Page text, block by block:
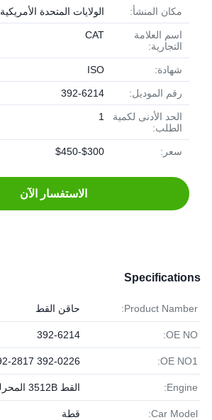
مكان المنشأ: الولايات المتحدة الأمريكية
اسم العلامة
التجارية:
CAT
شهادة: ISO
رقم الموديل: 392-6214
الحد الأدنى لكمية
الطلب:
1
سعر: $300-$450
الاستفسار الآن
Specifications
Product Namber: حاقن القط
OE NO:
392-6214
OE NO1:
392-0226 20R-1262192-2817
Engine: القط 3512B المحرك
Car Model: قطة